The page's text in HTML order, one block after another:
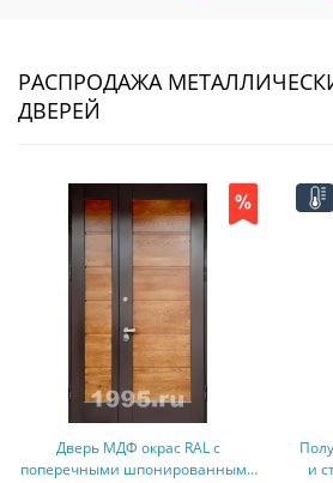
РАСПРОДАЖА
ДВЕРЕЙ
Дверь МДФ окрас RAL с
поперечными шпонированными
и